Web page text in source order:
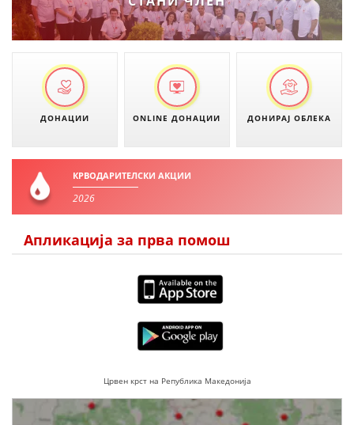
ДОНАЦИИ ONLINE ДОНАЦИИ ДОНИРАЈ ОБЛЕКА
КРВОДАРИТЕЛСКИ АКЦИИ
2026
Апликација за прва помош
Црвен крст на Република Македонија